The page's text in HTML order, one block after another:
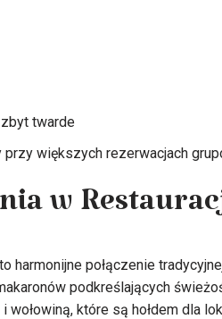
twarde
przy większych rezerwacjach
w
to harmonijne połączenie
podkreślających
które są hołdem dla